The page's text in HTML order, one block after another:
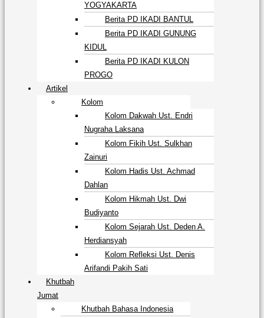
YOGYAKARTA
Berita PD IKADI BANTUL
Berita PD IKADI GUNUNG
KIDUL
Berita PD IKADI KULON
PROGO
Artikel
Kolom
Kolom Dakwah Ust. Endri
Nugraha Laksana
Kolom Fikih Ust. Sulkhan
Zainuri
Kolom Hadis Ust. Achmad
Dahlan
Kolom Hikmah Ust. Dwi
Budiyanto
Kolom Sejarah Ust. Deden A.
Herdiansyah
Kolom Refleksi Ust. Denis
Arifandi Pakih Sati
Khutbah
Jumat
Khutbah Bahasa Indonesia